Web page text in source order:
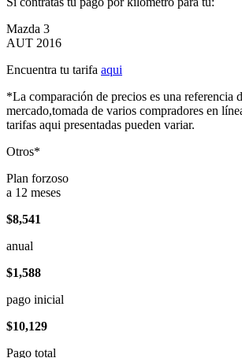
Mazda 3
AUT 2016
Encuentra tu tarifa aqui
*La comparación de precios es una referencia
mercado,tomada de varios compradores en
tarifas aqui presentadas pueden variar.
Otros*
Plan forzoso
a 12 meses
$8,541
anual
$1,588
pago inicial
$10,129
Pago total